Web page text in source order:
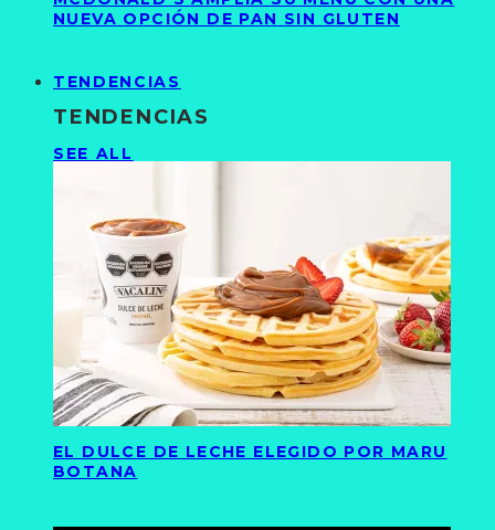
NUEVA OPCIÓN DE PAN SIN GLUTEN
TENDENCIAS
TENDENCIAS
SEE ALL
EL DULCE DE LECHE ELEGIDO POR MARU
BOTANA